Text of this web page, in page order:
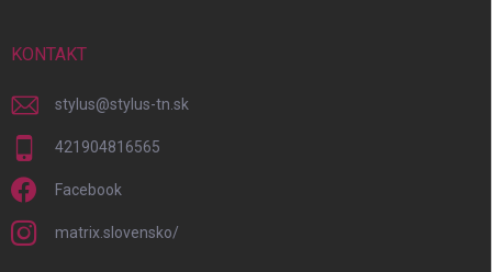
KONTAKT
stylus@stylus-tn.sk
421904816565
Facebook
matrix.slovensko/